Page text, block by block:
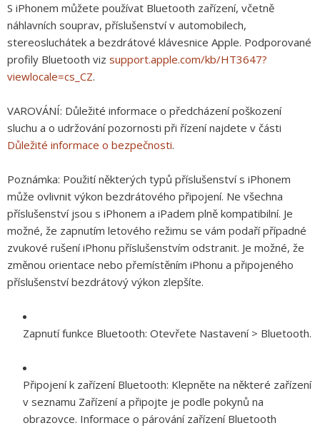
S iPhonem můžete používat Bluetooth zařízení, včetně
náhlavních souprav, příslušenství v automobilech,
stereosluchátek a bezdrátové klávesnice Apple. Podporované
profily Bluetooth viz support.apple.com/kb/HT3647?
viewlocale=cs_CZ.
VAROVÁNÍ: Důležité informace o předcházení poškození
sluchu a o udržování pozornosti při řízení najdete v části
Důležité informace o bezpečnosti.
Poznámka: Použití některých typů příslušenství s iPhonem
může ovlivnit výkon bezdrátového připojení. Ne všechna
příslušenství jsou s iPhonem a iPadem plně kompatibilní. Je
možné, že zapnutím letového režimu se vám podaří případné
zvukové rušení iPhonu příslušenstvím odstranit. Je možné, že
změnou orientace nebo přemístěním iPhonu a připojeného
příslušenství bezdrátový výkon zlepšíte.
Zapnutí funkce Bluetooth: Otevřete Nastavení > Bluetooth.
Připojení k zařízení Bluetooth: Klepněte na některé zařízení
v seznamu Zařízení a připojte je podle pokynů na
obrazovce. Informace o párování zařízení Bluetooth